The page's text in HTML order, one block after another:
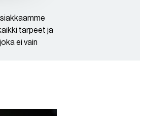
tarpeet ja
ei vain